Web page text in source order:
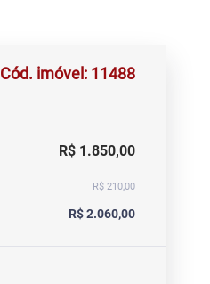
Cód. imóvel: 11488
R$ 1.850,00
R$ 210,00
R$ 2.060,00